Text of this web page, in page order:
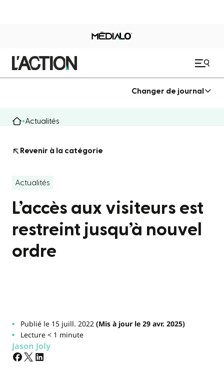
Changer de journal
Actualités
Revenir à la catégorie
Actualités
L’accès aux visiteurs est
restreint jusqu’à nouvel
ordre
Publié le 15 juill. 2022(Mis à jour le 29 avr. 2025)
Lecture < 1 minute
Jason Joly